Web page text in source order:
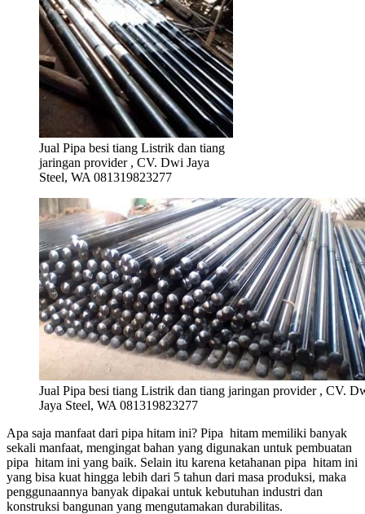
Jual Pipa besi tiang Listrik dan tiang
jaringan provider , CV. Dwi Jaya
Steel, WA 081319823277
Jual Pipa besi tiang Listrik dan tiang jaringan provider , CV.
Jaya Steel, WA 081319823277
Apa saja manfaat dari pipa hitam ini? Pipa hitam memiliki banyak
sekali manfaat, mengingat bahan yang digunakan untuk pembuatan
pipa hitam ini yang baik. Selain itu karena ketahanan pipa hitam ini
yang bisa kuat hingga lebih dari 5 tahun dari masa produksi, maka
penggunaannya banyak dipakai untuk kebutuhan industri dan
konstruksi bangunan yang mengutamakan durabilitas.